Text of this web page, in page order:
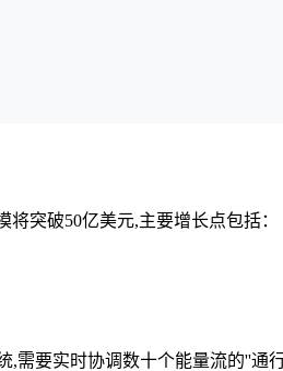
突破50亿美元,主要增长点包括：
,需要实时协调数十个能量流的''